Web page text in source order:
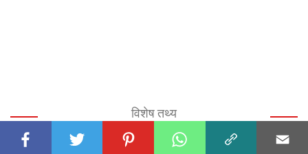
विशेष तथ्य
मनोरंजन
रोलर स्केटिंग के बारे में 36 तथ्य